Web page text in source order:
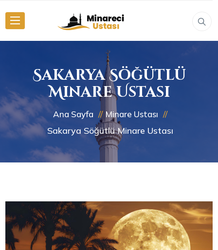
Sakarya Söğütlü
Minare Ustası
Ana Sayfa Minare Ustası
Sakarya Söğütlü Minare Ustası